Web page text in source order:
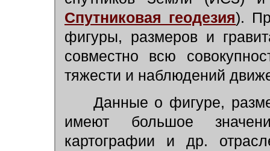
Спутниковая геодезия).
фигуры, размеров и
совместно всю
тяжести и наблюдений
Данные о фигуре,
имеют большое
картографии и др.